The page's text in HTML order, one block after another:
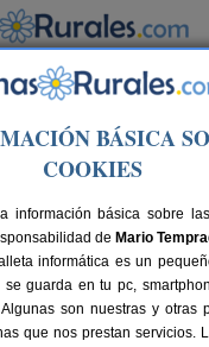
cerca de
BÁSICA
COOKIES
información básica sobre
de Mario
informática es un
se guarda en tu pc,
son nuestras y otras
que nos prestan servicios.